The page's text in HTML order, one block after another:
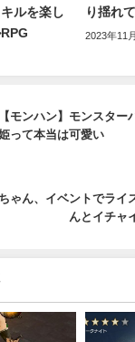
ルを楽し
り揺れ
2023年11
【モンハン】モンスタ
って本当は可愛い
ゃん、イベントでライ
んとイチャ